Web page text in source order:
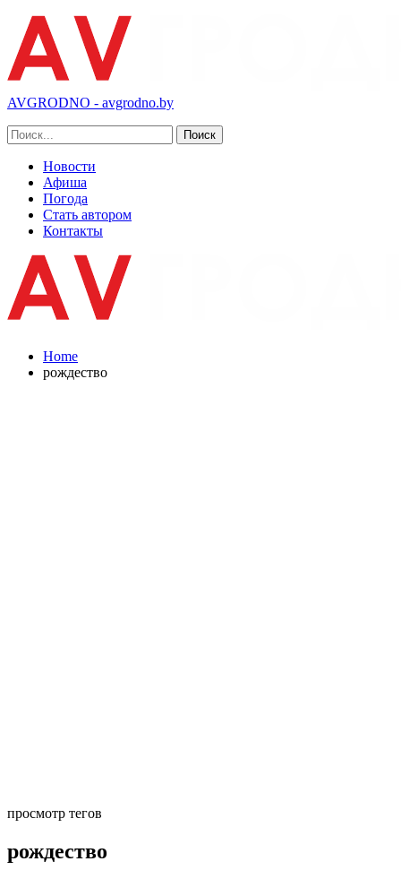
AVGRODNO - avgrodno.by
Новости
Афиша
Погода
Стать автором
Контакты
Home
рождество
просмотр тегов
рождество